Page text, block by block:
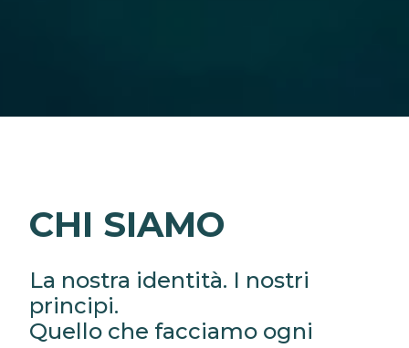
CHI SIAMO
La nostra identità. I nostri
principi.
Quello che facciamo ogni